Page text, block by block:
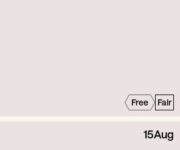
Free Fair
15Aug